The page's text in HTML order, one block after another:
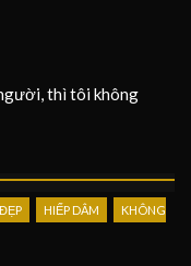
thì tôi không
HIẾP DÂM KHÔNG